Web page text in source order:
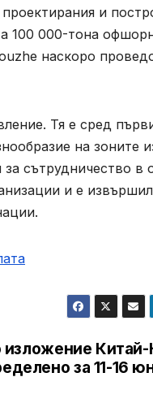
и
100 000-тона
наскоро
Тя е сред
на зоните
сътрудничество в
и е
изложение
за 11-16